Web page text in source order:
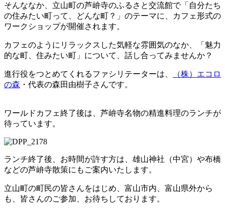
そんななか、立山町の芦峅寺のふるさと交流館で「自分たち
の住みたい町って、どんな町？」のテーマに、カフェ形式の
ワークショップが開催されます。
カフェのようにリラックスした気軽な雰囲気のなか、「魅力
的な町、住みたい町」について、話し合ってみませんか？
進行役をつとめてくれるファシリテーターは、
（株）エコロ
の森 ・代表の森田由樹子さんです。
ワールドカフェ終了後は、芦峅寺名物の精進料理のランチが
待っています。
ランチ終了後、お時間が許す方は、雄山神社（中宮）や布橋
などの芦峅寺散策にもご案内いたします。
立山町の町民の皆さんをはじめ、富山市内、富山県外から
も、皆さんのご参加、お待ちしております。